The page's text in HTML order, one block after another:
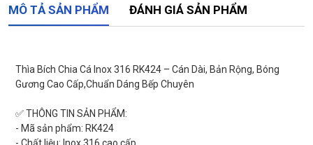
MÔ TẢ SẢN PHẨM ĐÁNH GIÁ SẢN PHẨM
Thìa Bích Chia Cá Inox 316 RK424 – Cán Dài, Bản Rộng, Bóng
Gương Cao Cấp,Chuẩn Dáng Bếp Chuyên
✅ THÔNG TIN SẢN PHẨM:
- Mã sản phẩm: RK424